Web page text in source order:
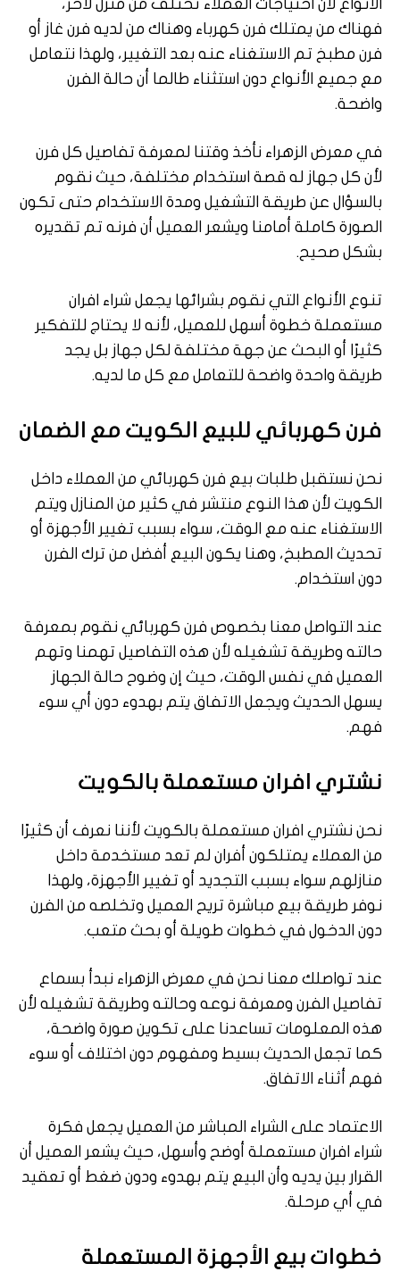
الأنواع لأن احتياجات العملاء تختلف من منزل لآخر،
فهناك من يمتلك فرن كهرباء وهناك من لديه فرن غاز أو
فرن مطبخ تم الاستغناء عنه بعد التغيير، ولهذا نتعامل
مع جميع الأنواع دون استثناء طالما أن حالة الفرن
واضحة.
في معرض الزهراء نأخذ وقتنا لمعرفة تفاصيل كل فرن
لأن كل جهاز له قصة استخدام مختلفة، حيث نقوم
بالسؤال عن طريقة التشغيل ومدة الاستخدام حتى تكون
الصورة كاملة أمامنا ويشعر العميل أن فرنه تم تقديره
بشكل صحيح.
تنوع الأنواع التي نقوم بشرائها يجعل شراء افران
مستعملة خطوة أسهل للعميل، لأنه لا يحتاج للتفكير
كثيرًا أو البحث عن جهة مختلفة لكل جهاز بل يجد
طريقة واحدة واضحة للتعامل مع كل ما لديه.
فرن كهربائي للبيع الكويت مع الضمان
نحن نستقبل طلبات بيع فرن كهربائي من العملاء داخل
الكويت لأن هذا النوع منتشر في كثير من المنازل ويتم
الاستغناء عنه مع الوقت، سواء بسبب تغيير الأجهزة أو
تحديث المطبخ، وهنا يكون البيع أفضل من ترك الفرن
دون استخدام.
عند التواصل معنا بخصوص فرن كهربائي نقوم بمعرفة
حالته وطريقة تشغيله لأن هذه التفاصيل تهمنا وتهم
العميل في نفس الوقت، حيث إن وضوح حالة الجهاز
يسهل الحديث ويجعل الاتفاق يتم بهدوء دون أي سوء
فهم.
نشتري افران مستعملة بالكويت
نحن نشتري افران مستعملة بالكويت لأننا نعرف أن كثيرًا
من العملاء يمتلكون أفران لم تعد مستخدمة داخل
منازلهم سواء بسبب التجديد أو تغيير الأجهزة، ولهذا
نوفر طريقة بيع مباشرة تريح العميل وتخلصه من الفرن
دون الدخول في خطوات طويلة أو بحث متعب.
عند تواصلك معنا نحن في معرض الزهراء نبدأ بسماع
تفاصيل الفرن ومعرفة نوعه وحالته وطريقة تشغيله لأن
هذه المعلومات تساعدنا على تكوين صورة واضحة،
كما تجعل الحديث بسيط ومفهوم دون اختلاف أو سوء
فهم أثناء الاتفاق.
الاعتماد على الشراء المباشر من العميل يجعل فكرة
شراء افران مستعملة أوضح وأسهل، حيث يشعر العميل أن
القرار بين يديه وأن البيع يتم بهدوء ودون ضغط أو تعقيد
في أي مرحلة.
خطوات بيع الأجهزة المستعملة